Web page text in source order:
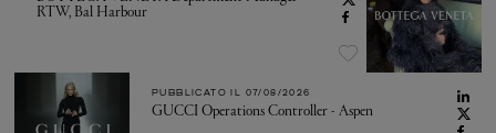
RTW, Bal Harbour
PUBBLICATO IL 07/08/2026
GUCCI Operations Controller - Aspen